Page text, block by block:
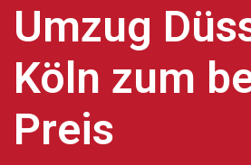
Umzug
Köln zum
Preis